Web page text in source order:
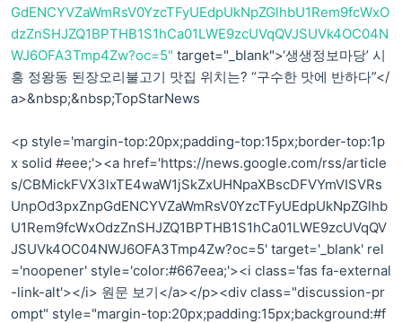
GdENCYVZaWmRsV0YzcTFyUEdpUkNpZGlhbU1Rem9fcWxO
dzZnSHJZQ1BPTHB1S1hCa01LWE9zcUVqQVJSUVk4OC04N
WJ6OFA3Tmp4Zw?oc=5" target="_blank">‘생생정보마당’ 시
흥 정왕동 된장오리불고기 맛집 위치는? “구수한 맛에 반하다”</
a>&nbsp;&nbsp;TopStarNews
<p style='margin-top:20px;padding-top:15px;border-top:1p
x solid #eee;'><a href='https://news.google.com/rss/article
s/CBMickFVX3lxTE4waW1jSkZxUHNpaXBscDFVYmVISVRs
UnpOd3pxZnpGdENCYVZaWmRsV0YzcTFyUEdpUkNpZGlhb
U1Rem9fcWxOdzZnSHJZQ1BPTHB1S1hCa01LWE9zcUVqQV
JSUVk4OC04NWJ6OFA3Tmp4Zw?oc=5' target='_blank' rel
='noopener' style='color:#667eea;'><i class='fas fa-external
-link-alt'></i> 원문 보기</a></p><div class="discussion-pr
ompt" style="margin-top:20px;padding:15px;background:#f